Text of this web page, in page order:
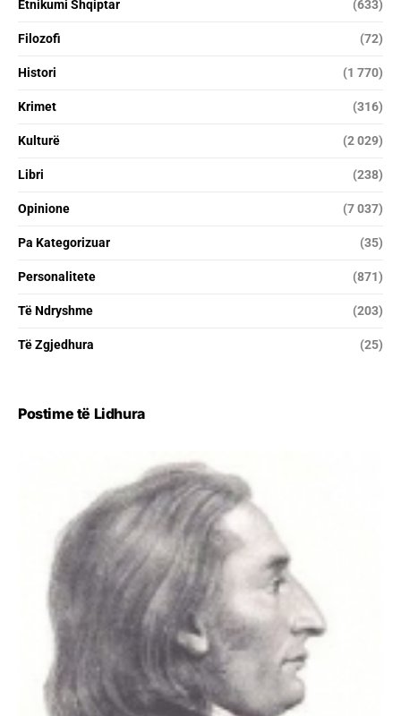
Etnikumi Shqiptar (633)
Filozofi (72)
Histori (1 770)
Krimet (316)
Kulturë (2 029)
Libri (238)
Opinione (7 037)
Pa Kategorizuar (35)
Personalitete (871)
Të Ndryshme (203)
Të Zgjedhura (25)
Postime të Lidhura